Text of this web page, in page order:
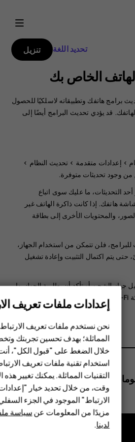
تحديد اللغة تنزيل
الخاص بك
برامج هاتفك وتطبيقاته لاسلكيًا للحصول
قد يؤدي تحديث البرامج أيضًا إلى
> إعدادات متقدمة > تحديث النظام >
من وجود تحديثات متوفرة.
التحديثات، ما عليك سوى اتباع
هاتفك. إذا كانت ذاكرة الهاتف غير
والمحتويات الأخرى إلى بطاقة
فلن تتمكن من استخدام الجهاز،
يتم اكتمال التثبيت وإعادة تشغيل
جهاز الشحن أو تأكد أن بطارية الجهاز بها
طاقة كافية، ثم اتصل بشبكة Wi-Fi، فقد تستهلك حزم التحديث الكثير
مفيدة؟
إعدادات ملفات تعريف
نحن نستخدم ملفات تعريف
المماثلة؛ بهدف تحسين تجربتك
خلال الضغط على "قبول الكل"،
استخدام تقنية ملفات تعريف
التقنيات المماثلة. يمكنك تغيير
وقت، من خلال تحديد خيار
الارتباط" الموجود في الجزء
مزيدًا من المعلومات عنسياسة
لدينا.